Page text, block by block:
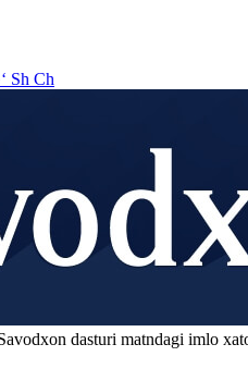
Sh Ch
dasturi matndagi imlo